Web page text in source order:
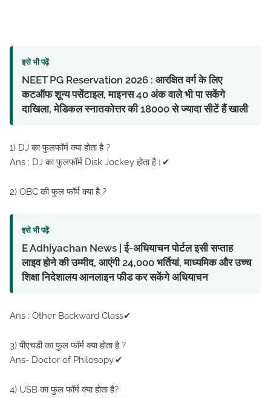
इसे भी पढ़ें
NEET PG Reservation 2026 : आरक्षित वर्ग के लिए
कटऑफ शून्य पसेंटाइल, माइनस 40 अंक वाले भी पा सकेंगे
दाखिला, मेडिकल स्नातकोत्तर की 18000 से ज्यादा सीटें हैं खाली
1) DJ का फुलफॉर्म क्या होता है ?
Ans : DJ का फुलफॉर्म Disk Jockey होता है।✔
2) OBC की फुल फॉर्म क्या है ?
इसे भी पढ़ें
E Adhiyachan News | ई-अधियाचन पोर्टल इसी सप्ताह
लाइव होने की उम्मीद, आएंगी 24,000 भर्तियां, माध्यमिक और उच्च
शिक्षा निदेशालय आनलाइन फीड कर सकेंगे अधियाचन
Ans : Other Backward Class✔
3) पीएचडी का फुल फॉर्म क्या होता है ?
Ans- Doctor of Philosopy.✔
4) USB का फुल फॉर्म क्या होता है?